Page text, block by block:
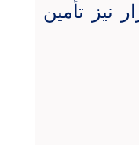
نیز تأمین